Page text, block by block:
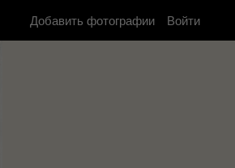
Добавить фотографии Войти